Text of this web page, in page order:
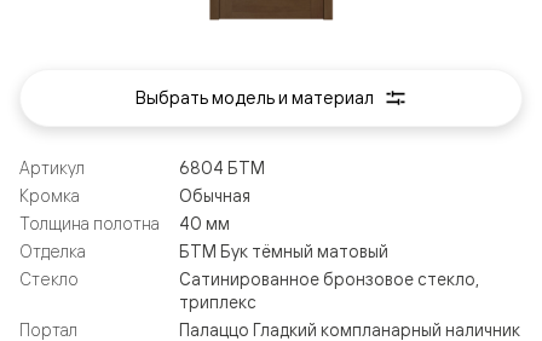
Артикул
6804 БТМ
Кромка
Обычная
Толщина полотна
40 мм
Отделка
БТМ Бук тёмный матовый
Стекло
Сатинированное бронзовое стекло,
триплекс
Портал
Палаццо Гладкий компланарный наличник
Выбрать модель и материал